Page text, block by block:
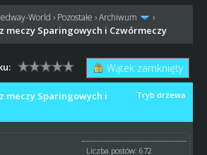
World › Pozostałe ›Archiwum ›
meczy Sparingowych i Czwórmeczy
Wątek zamknięty
Tryb drzewa
meczy Sparingowych i
Liczba postów: 672